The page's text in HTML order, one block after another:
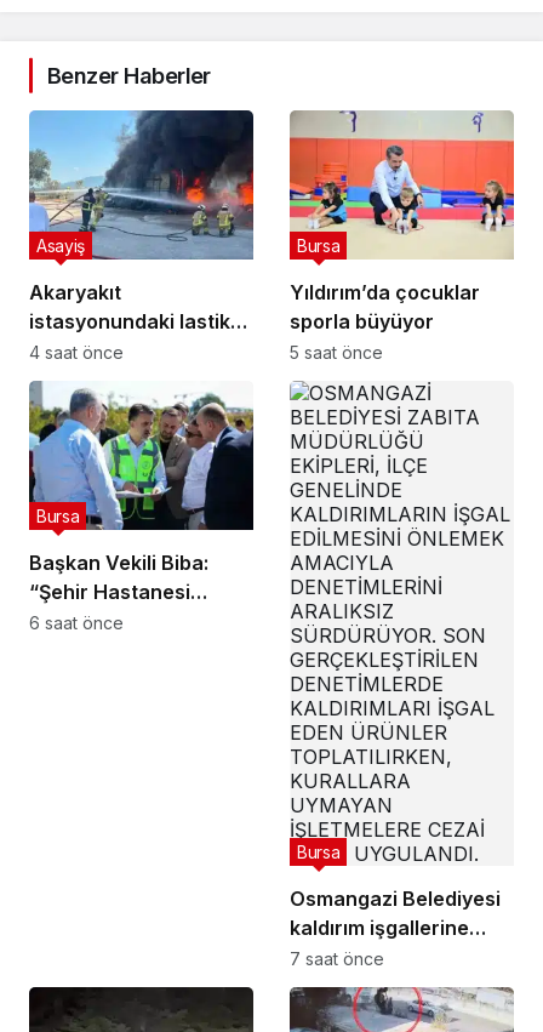
Benzer Haberler
Akaryakıt
istasyonundaki lastik
tamirhanesi alev alev
yandı
Asayiş
4 saat önce
Yıldırım’da çocuklar
sporla büyüyor
Bursa
5 saat önce
Başkan Vekili Biba:
“Şehir Hastanesi
otoparkı bu ay hizmete
Bursa
6 saat önce
Osmangazi Belediyesi
kaldırım işgallerine
fırsat vermiyor
Bursa
7 saat önce